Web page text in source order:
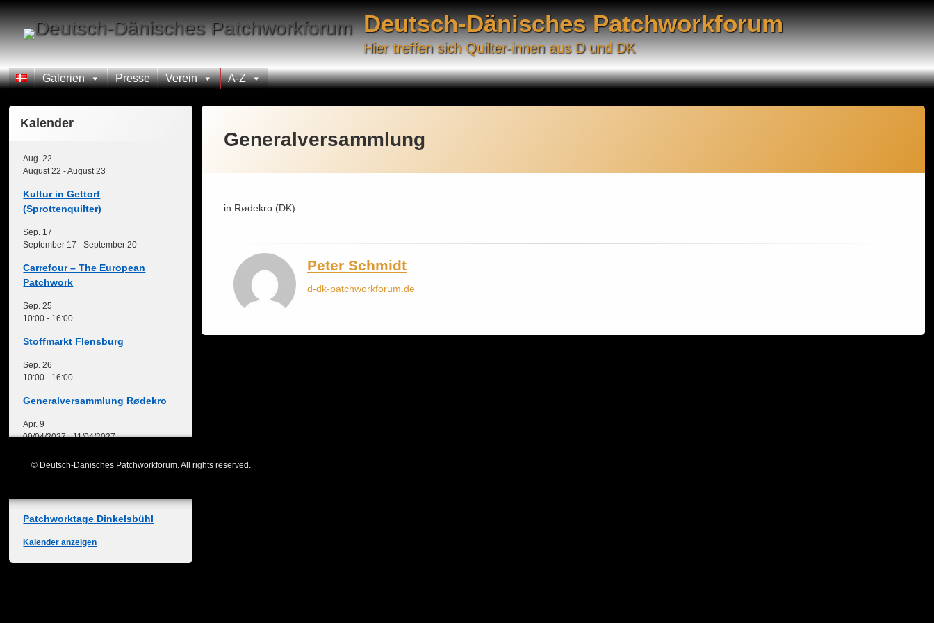
to
content
Deutsch-Dänisches Patchworkforum
Hier treffen sich Quilter-innen aus D und DK
Galerien Presse Verein A-Z
Generalversammlung
in Rødekro (DK)
Peter Schmidt
d-dk-patchworkforum.de
Kalender
Aug.22
August 22 -August 23
Kultur in Gettorf
(Sprottenquilter)
Sep. 17
September 17 -September 20
Carrefour – The European
Patchwork
Sep.25
10:00 - 16:00
Stoffmarkt Flensburg
Sep.26
10:00 - 16:00
Generalversammlung Rødekro
Apr.9
09/04/2027-11/04/2027
Freies Nähwochenende
Patchworktage Dinkelsbühl
Kalender anzeigen
© Deutsch-Dänisches Patchworkforum. All rights reserved.